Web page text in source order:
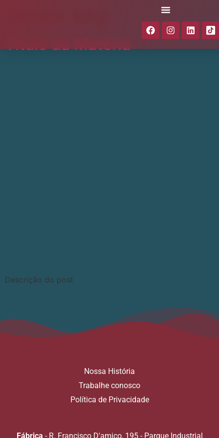
Titulo da Matéria
Descrição do post
Nossa História
Trabalhe conosco
Política de Privacidade
Fábrica - R. Francisco D'amico, 195 - Parque Industrial